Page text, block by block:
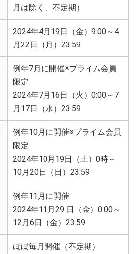
月は除く、不定期）
2024年4月19日（金）9:00～4
月22日（月）23:59
例年7月に開催※プライム会員
限定
2024年7月16日（火）0:00～7
月17日（水）23:59
例年10月に開催※プライム会員
限定
2024年10月19日（土）0時～
10月20日（日）23:59
例年11月に開催
2024年11月29 日（金）0:00～
12月6日（金）23:59
ほぼ毎月開催（不定期）